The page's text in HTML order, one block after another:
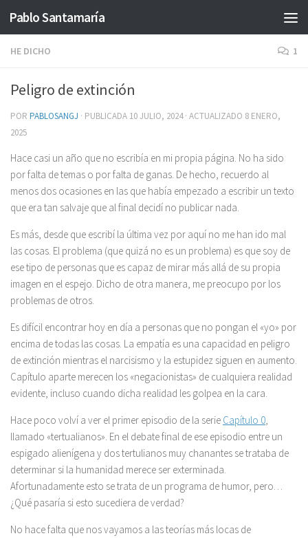
Saltar al contenido
Pablo Santamaría
HE DICHO 1
Peligro de extinción
POR PABLOSANGJ · PUBLICADA 10 JULIO, 2024· ACTUALIZADO 8 ENERO,
2025
Hace casi un año que no escribía en mi propia página. No ha sido
por falta de temas o por falta de ganas. De hecho, recuerdo al
menos dos ocasiones en las que había empezado a escribir un texto
que era tan salvaje que al final decidí no publicar nada.
Es más, desde que escribí la última vez por aquí no me han ido mal
las cosas. El problema (que quizá no es un problema) es que soy de
ese tipo de personas que es capaz de mirar más allá de su propia
imagen en el espejo. Dicho de otra manera, me preocupo por los
problemas de otros.
Es difícil encontrar hoy en día a personas que no pongan el «yo» por
encima de todas las cosas. La empatía es una capacidad en peligro
de extinción mientras el narcisismo y la estupidez siguen en aumento.
Capítulo aparte merecen los «negacionistas» de cualquiera realidad
evidente, incluso cuando dicha realidad les golpea en la cara.
Hace poco volví a ver el primer episodio de la serie Capítulo 0,
llamado «tertualianos». En el debate final de ese episodio entre un
espigado alienígena y dos tertulianos muy chanantes se trataba de
determinar si la humanidad merece ser exterminada.
Afortunadamente esto se trata de un programa de humor, pero…
¿Qué pasaría si esto sucediera de verdad?
No hace falta que nos vayamos a las teorías más locas de